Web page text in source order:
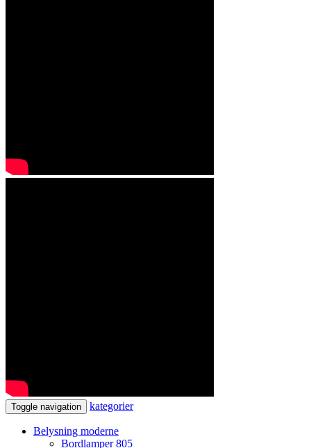
Toggle navigation kategorier
Belysning moderne
Bordlamper805